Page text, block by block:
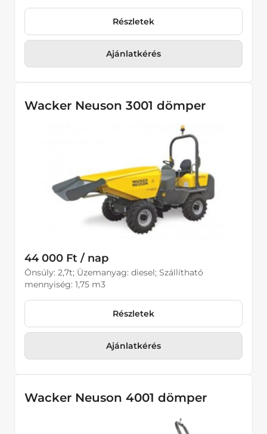
Részletek
Ajánlatkérés
Wacker Neuson 3001 dömper
44 000 Ft / nap
Önsúly: 2,7t; Üzemanyag: diesel; Szállítható
mennyiség: 1,75 m3
Részletek
Ajánlatkérés
Wacker Neuson 4001 dömper